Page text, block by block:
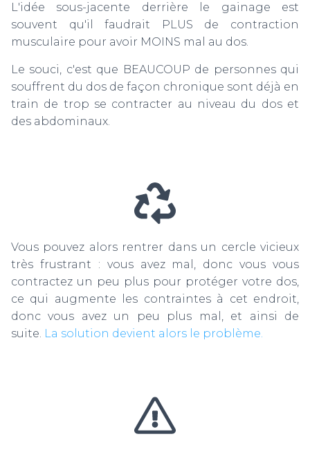
L'idée sous-jacente derrière le gainage est
souvent qu'il faudrait PLUS de contraction
musculaire pour avoir MOINS mal au dos.
Le souci, c'est que BEAUCOUP de personnes qui
souffrent du dos de façon chronique sont déjà en
train de trop se contracter au niveau du dos et
des abdominaux.
Vous pouvez alors rentrer dans un cercle vicieux
très frustrant : vous avez mal, donc vous vous
contractez un peu plus pour protéger votre dos,
ce qui augmente les contraintes à cet endroit,
donc vous avez un peu plus mal, et ainsi de
suite. La solution devient alors le problème.